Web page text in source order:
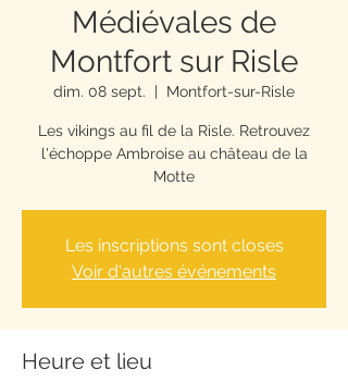
Médiévales de
Montfort sur Risle
dim. 08 sept.
  |
Montfort-sur-Risle
Les vikings au fil de la Risle. Retrouvez
l'échoppe Ambroise au château de la
Motte
Les inscriptions sont closes
Voir d'autres événements
Heure et lieu